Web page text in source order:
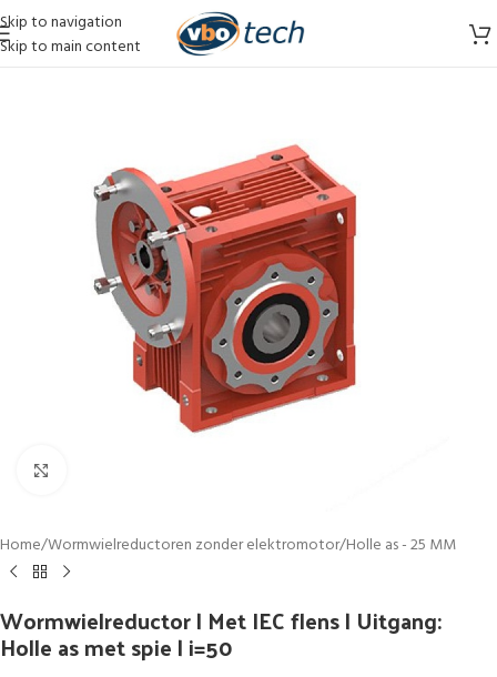
Skip to navigation
Skip to main content
Home/Wormwielreductoren zonder elektromotor/Holle as - 25 MM
Wormwielreductor | Met IEC flens | Uitgang:
Holle as met spie | i=50